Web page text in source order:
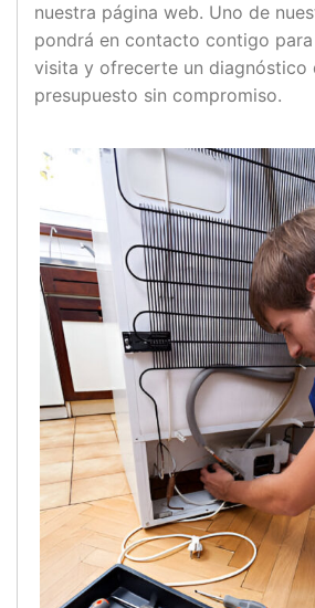
nuestra página web. Uno de
pondrá en contacto contigo
visita y ofrecerte un diagnóstico
presupuesto sin compromiso.